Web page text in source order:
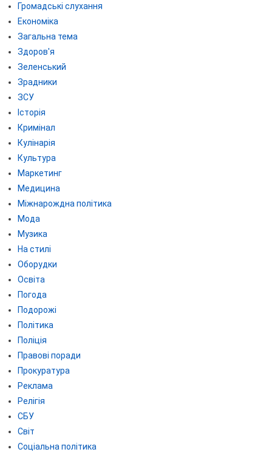
Громадські слухання
Економіка
Загальна тема
Здоров'я
Зеленський
Зрадники
ЗСУ
Історія
Кримінал
Кулінарія
Культура
Маркетинг
Медицина
Міжнарождна політика
Мода
Музика
На стилі
Оборудки
Освіта
Погода
Подорожі
Політика
Поліція
Правові поради
Прокуратура
Реклама
Релігія
СБУ
Світ
Соціальна політика